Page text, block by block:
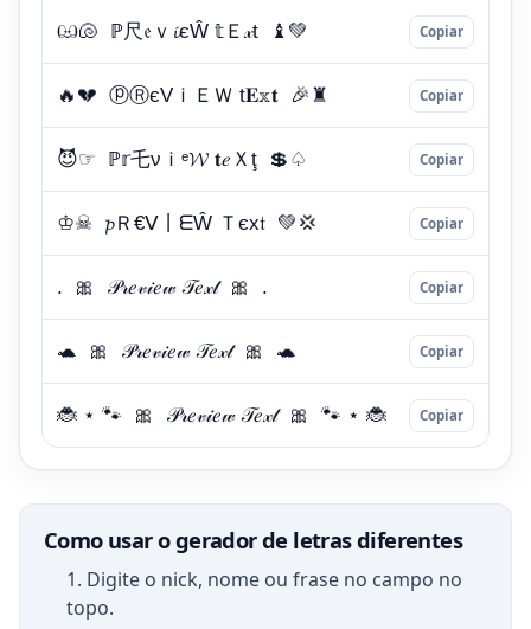
Copiar
Copiar
Copiar
Copiar
Copiar
Copiar
Copiar
Como usar o gerador de letras diferentes
Digite o nick, nome ou frase no campo no
topo.